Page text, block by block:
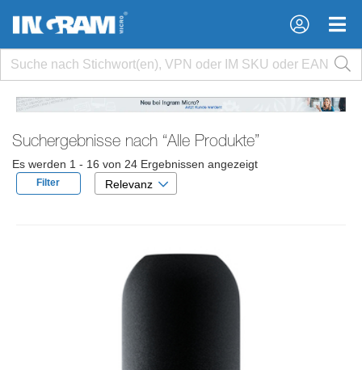
×
×
Suchergebnisse nach “Alle Produkte”
Es werden 1 - 16 von 24 Ergebnissen angezeigt
Filter Relevanz